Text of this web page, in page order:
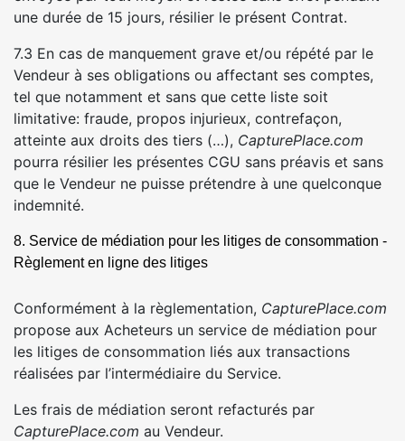
une durée de 15 jours, résilier le présent Contrat.
7.3 En cas de manquement grave et/ou répété par le
Vendeur à ses obligations ou affectant ses comptes,
tel que notamment et sans que cette liste soit
limitative: fraude, propos injurieux, contrefaçon,
atteinte aux droits des tiers (…), CapturePlace.com
pourra résilier les présentes CGU sans préavis et sans
que le Vendeur ne puisse prétendre à une quelconque
indemnité.
8. Service de médiation pour les litiges de consommation -
Règlement en ligne des litiges
Conformément à la règlementation, CapturePlace.com
propose aux Acheteurs un service de médiation pour
les litiges de consommation liés aux transactions
réalisées par l’intermédiaire du Service.
Les frais de médiation seront refacturés par
CapturePlace.com au Vendeur.